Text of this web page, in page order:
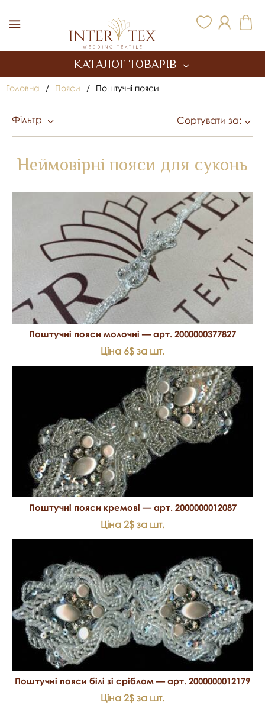
КАТАЛОГ ТОВАРІВ
Головна / Пояси / Поштучні пояси
Фільтр Сортувати за:
Неймовірні пояси для суконь
Поштучні пояси молочні — арт. 2000000377827
Ціна 6$ за шт.
Поштучні пояси кремові — арт. 2000000012087
Ціна 2$ за шт.
Поштучні пояси білі зі сріблом — арт. 2000000012179
Ціна 2$ за шт.